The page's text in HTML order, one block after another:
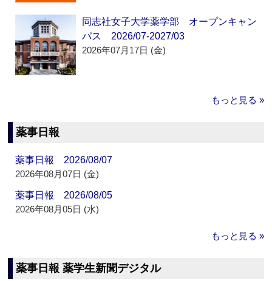
同志社女子大学薬学部 オープンキャン
パス 2026/07-2027/03
2026年07月17日 (金)
もっと見る »
薬事日報
薬事日報 2026/08/07
2026年08月07日 (金)
薬事日報 2026/08/05
2026年08月05日 (水)
もっと見る »
薬事日報 薬学生新聞デジタル